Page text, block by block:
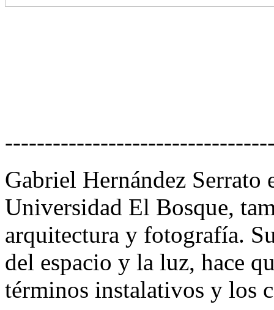
Gabriel Hernández Serrato
Universidad El Bosque,
arquitectura y fotografía.
del espacio y la luz, hace
términos instalativos y los